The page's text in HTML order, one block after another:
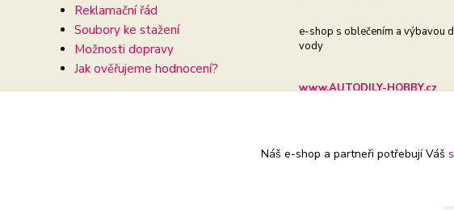
Reklamační řád
Soubory ke stažení
Možnosti dopravy
Jak ověřujeme hodnocení?
e-shop s oblečením a výbavou
vody
www.AUTODILY-HOBBY.cz
e-shop pro vaše auto, dílnu i
Náš e-shop a partneři potřebují Váš